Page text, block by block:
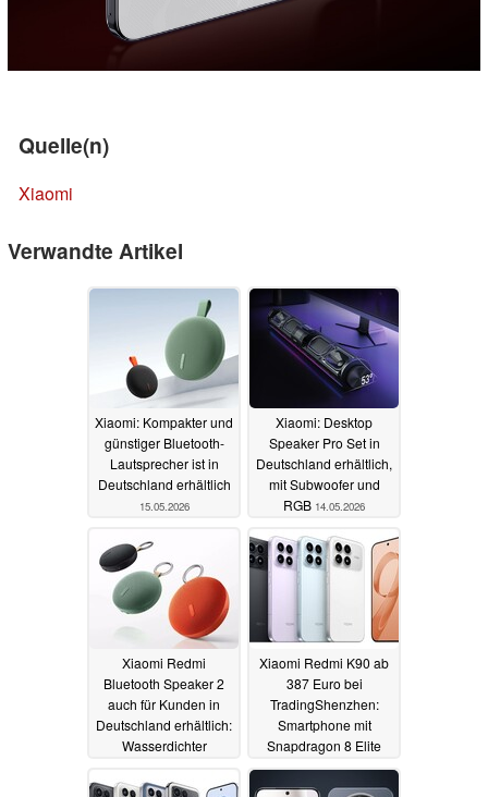
Quelle(n)
Xiaomi
Verwandte Artikel
Xiaomi: Kompakter und
günstiger Bluetooth-
Lautsprecher ist in
Deutschland erhältlich
15.05.2026
Xiaomi: Desktop
Speaker Pro Set in
Deutschland erhältlich,
mit Subwoofer und
RGB 14.05.2026
Xiaomi Redmi
Bluetooth Speaker 2
auch für Kunden in
Deutschland erhältlich:
Wasserdichter
SD‑Slot für 25 €
Xiaomi Redmi K90 ab
387 Euro bei
TradingShenzhen:
Smartphone mit
Snapdragon 8 Elite
und 7.100-mAh-Akku
26.10.2025